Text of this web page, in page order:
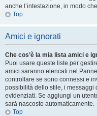
anche l’intestazione, in modo
Top
Amici e ignorati
Che cos’è la mia lista amici e
Puoi usare queste liste per
amici saranno elencati nel
controllare se sono connessi e
possibilità dello stile, i messaggi
evidenziati. Se aggiungi un
sarà nascosto automaticamente.
Top